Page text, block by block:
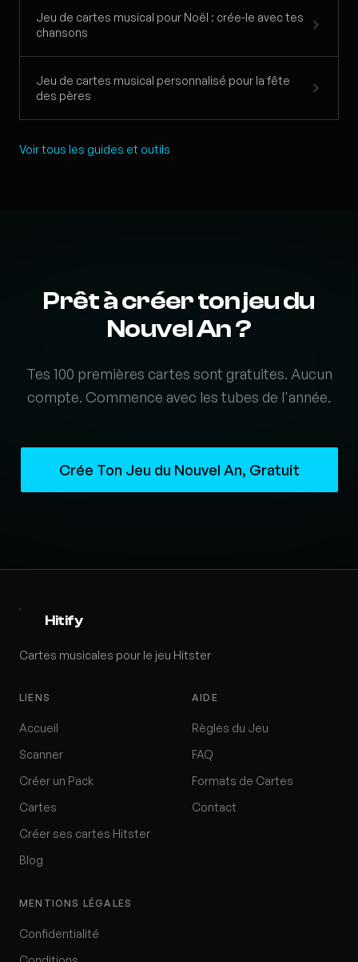
Jeu de cartes musical pour Noël : crée-le avec tes
chansons
Jeu de cartes musical personnalisé pour la fête
des pères
Voir tous les guides et outils
Prêt à créer ton jeu du
Nouvel An ?
Tes 100 premières cartes sont gratuites. Aucun
compte. Commence avec les tubes de l'année.
Crée Ton Jeu du Nouvel An, Gratuit
Hitify
Cartes musicales pour le jeu Hitster
LIENS
Accueil
Scanner
Créer un Pack
Cartes
Créer ses cartes Hitster
Blog
AIDE
Règles du Jeu
FAQ
Formats de Cartes
Contact
MENTIONS LÉGALES
Confidentialité